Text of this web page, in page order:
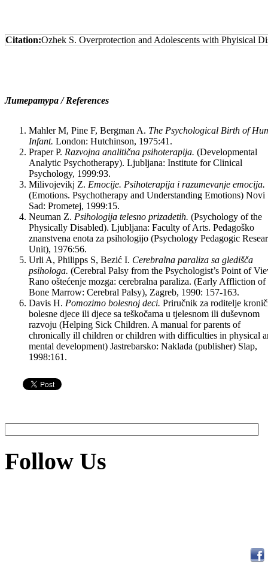
Citation:Ozhek S. Overprotection and Adolescents with Phyisical
Литература / References
Mahler M, Pine F, Bergman A. The Psychological Birth of
Infant. London: Hutchinson, 1975:41.
Praper P. Razvojna analitična psihoterapija. (Developmental
Analytic Psychotherapy). Ljubljana: Institute for Clinical
Psychology, 1999:93.
Milivojevikj Z. Emocije. Psihoterapija i razumevanje emocija.
(Emotions. Psychotherapy and Understanding Emotions) Novi
Sad: Prometej, 1999:15.
Neuman Z. Psihologija telesno prizadetih. (Psychology of the
Physically Disabled). Ljubljana: Faculty of Arts. Pedagoško
znanstvena enota za psihologijo (Psychology Pedagogic
Unit), 1976:56.
Urli A, Philipps S, Bezić I. Cerebralna paraliza sa gledišča
psihologa. (Cerebral Palsy from the Psychologist’s Point of
Rano oštećenje mozga: cerebralna paraliza. (Early Affliction of
Bone Marrow: Cerebral Palsy), Zagreb, 1990: 157-163.
Davis H. Pomozimo bolesnoj deci. Priručnik za roditelje
bolesne djece ili djece sa teškočama u tjelesnom ili duševnom
razvoju (Helping Sick Children. A manual for parents of
chronically ill children or children with difficulties in physical
mental development) Jastrebarsko: Naklada (publisher) Slap,
1998:161.
Follow Us